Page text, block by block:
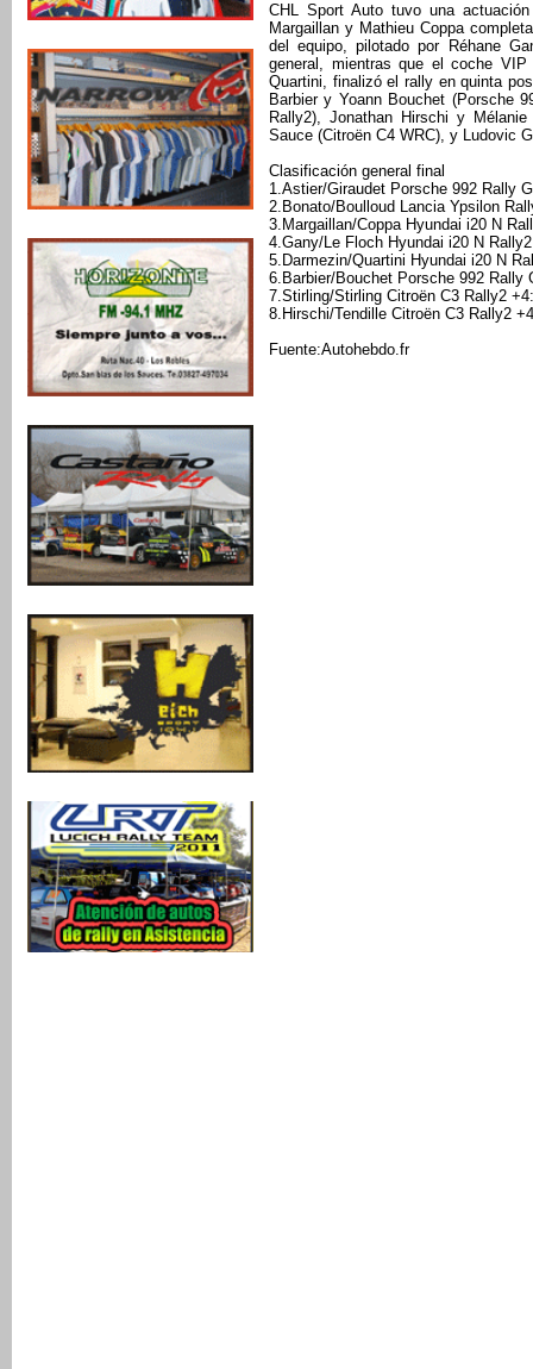
CHL Sport Auto tuvo una
Margaillan y Mathieu Coppa
del equipo, pilotado por Réhane
general, mientras que el coche
Quartini, finalizó el rally en quinta
Barbier y Yoann Bouchet (Porsche
Rally2), Jonathan Hirschi y
Sauce (Citroën C4 WRC), y Ludovic
Clasificación general final
1.Astier/Giraudet Porsche 992 Rally
2.Bonato/Boulloud Lancia Ypsilon
3.Margaillan/Coppa Hyundai i20 N
4.Gany/Le Floch Hyundai i20 N
5.Darmezin/Quartini Hyundai i20 N
6.Barbier/Bouchet Porsche 992 Rally
7.Stirling/Stirling Citroën C3 Rally2
8.Hirschi/Tendille Citroën C3 Rally2
Fuente:Autohebdo.fr